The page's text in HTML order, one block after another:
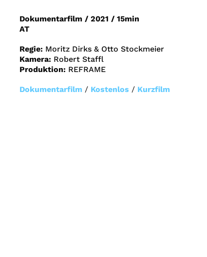
Dokumentarfilm / 2021 / 15min
AT
Regie: Moritz Dirks & Otto Stockmeier
Kamera: Robert Staffl
Produktion: REFRAME
Dokumentarfilm / Kostenlos / Kurzfilm